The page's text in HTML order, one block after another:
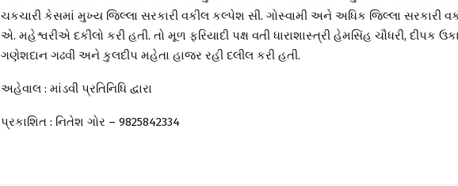
ચકચારી કેસમાં મુખ્ય જિલ્લા સરકારી વકીલ કલ્પેશ સી. ગોસ્વામી અને અધિક જિલ્લા સરકારી
એ. મહેશ્વરીએ દકીલો કરી હતી. તો મૂળ ફરિયાદી પક્ષ વતી ધારાશાસ્ત્રી હેમસિંહ ચૌધરી, દીપક
ગણેશદાન ગઢવી અને કુલદીપ મહેતા હાજર રહી દલીલ કરી હતી.
અહેવાલ : માંડવી પ્રતિનિધિ દ્વારા
પ્રકાશિત : નિતેશ ગોર – 9825842334